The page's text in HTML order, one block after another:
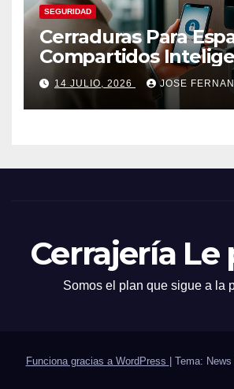
SEGURIDAD
Cerraduras Para
Compartidos
14 JULIO, 2026 JOSE
Cerrajería Le
Somos el plan que sigue a la
Funciona gracias a WordPress Tema: